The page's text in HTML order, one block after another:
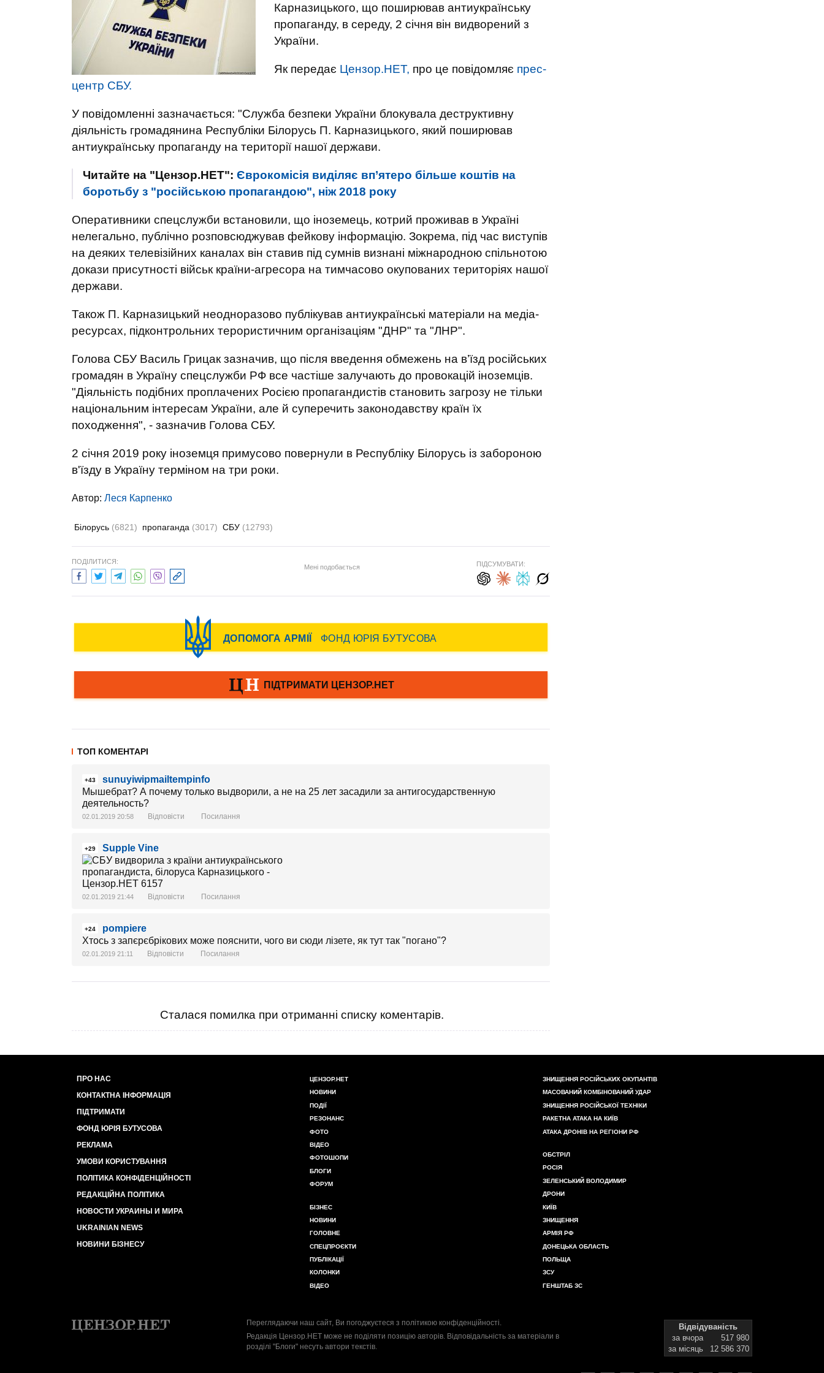
Карназицького, що поширював антиукраїнську
пропаганду, в середу, 2 січня він видворений з
України.
Як передає Цензор.НЕТ, про це повідомляє прес-
центр СБУ.
У повідомленні зазначається: "Служба безпеки України блокувала деструктивну
діяльність громадянина Республіки Білорусь П. Карназицького, який поширював
антиукраїнську пропаганду на території нашої держави.
Читайте на "Цензор.НЕТ": Єврокомісія виділяє вп’ятеро більше коштів на
боротьбу з "російською пропагандою", ніж 2018 року
Оперативники спецслужби встановили, що іноземець, котрий проживав в Україні
нелегально, публічно розповсюджував фейкову інформацію. Зокрема, під час виступів
на деяких телевізійних каналах він ставив під сумнів визнані міжнародною спільнотою
докази присутності військ країни-агресора на тимчасово окупованих територіях нашої
держави.
Також П. Карназицький неодноразово публікував антиукраїнські матеріали на медіа-
ресурсах, підконтрольних терористичним організаціям "ДНР" та "ЛНР".
Голова СБУ Василь Грицак зазначив, що після введення обмежень на в’їзд російських
громадян в Україну спецслужби РФ все частіше залучають до провокацій іноземців.
"Діяльність подібних проплачених Росією пропагандистів становить загрозу не тільки
національним інтересам України, але й суперечить законодавству країн їх
походження", - зазначив Голова СБУ.
2 січня 2019 року іноземця примусово повернули в Республіку Білорусь із забороною
в'їзду в Україну терміном на три роки.
Автор: Леся Карпенко
Білорусь (6821) пропаганда (3017) СБУ (12793)
ПОДІЛИТИСЯ:
Мені подобається ПІДСУМУВАТИ:
ТОП КОМЕНТАРІ
+43
sunuyiwipmailtempinfo
Мышебрат? А почему только выдворили, а не на 25 лет засадили за антигосударственную
деятельность?
02.01.2019 20:58 Відповісти Посилання
+29 Supple Vine
02.01.2019 21:44 Відповісти Посилання
+24
pompiere
Хтось з запєрєбрікових може пояснити, чого ви сюди лізете, як тут так "погано"?
02.01.2019 21:11 Відповісти Посилання
Сталася помилка при отриманні списку коментарів.
ПРО НАС
КОНТАКТНА ІНФОРМАЦІЯ
ПІДТРИМАТИ
ФОНД ЮРІЯ БУТУСОВА
РЕКЛАМА
УМОВИ КОРИСТУВАННЯ
ПОЛІТИКА КОНФІДЕНЦІЙНОСТІ
РЕДАКЦІЙНА ПОЛІТИКА
НОВОСТИ УКРАИНЫ И МИРА
UKRAINIAN NEWS
НОВИНИ БІЗНЕСУ
ЦЕНЗОР.НЕТ
НОВИНИ
ПОДІЇ
РЕЗОНАНС
ФОТО
ВІДЕО
ФОТОШОПИ
БЛОГИ
ФОРУМ
БІЗНЕС
НОВИНИ
ГОЛОВНЕ
СПЕЦПРОЄКТИ
ПУБЛІКАЦІЇ
КОЛОНКИ
ВІДЕО
ЗНИЩЕННЯ РОСІЙСЬКИХ ОКУПАНТІВ
МАСОВАНИЙ КОМБІНОВАНИЙ УДАР
ЗНИЩЕННЯ РОСІЙСЬКОЇ ТЕХНІКИ
РАКЕТНА АТАКА НА КИЇВ
АТАКА ДРОНІВ НА РЕГІОНИ РФ
ОБСТРІЛ
РОСІЯ
ЗЕЛЕНСЬКИЙ ВОЛОДИМИР
ДРОНИ
КИЇВ
ЗНИЩЕННЯ
АРМІЯ РФ
ДОНЕЦЬКА ОБЛАСТЬ
ПОЛЬЩА
ЗСУ
ГЕНШТАБ ЗС
Переглядаючи наш сайт, Ви погоджуєтеся з політикою конфіденційності.
Редакція Цензор.НЕТ може не поділяти позицію авторів. Відповідальність за матеріали в
розділі "Блоги" несуть автори текстів.
Відвідуваність
за вчора
517 980
за місяць
12 586 370